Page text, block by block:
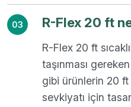
03 R-Flex 20 ft
R-Flex 20 ft
taşınması
gibi ürünlerin 20
sevkiyatı için